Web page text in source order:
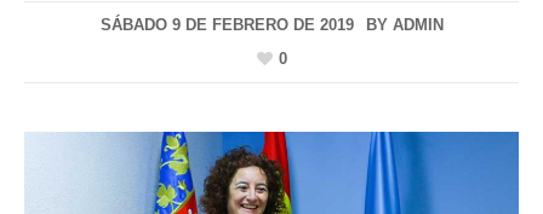
SÁBADO 9 DE FEBRERO DE 2019 BY ADMIN
0